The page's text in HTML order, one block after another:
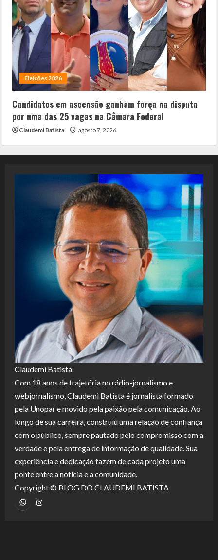
Eleições 2026
Candidatos em ascensão ganham força na disputa
por uma das 25 vagas na Câmara Federal
Claudemi Batista agosto 7, 2026
Claudemi Batista
Com 18 anos de trajetória no rádio-jornalismo e
webjornalismo, Claudemi Batista é jornalista formado
pela Unopar e movido pela paixão pela comunicação. Ao
longo de sua carreira, construiu uma relação de confiança
com o público, sempre pautado pelo compromisso com a
verdade e pela entrega de informação de qualidade. Sua
experiência e dedicação fazem de cada projeto uma
ponte entre a notícia e a comunidade.
Copyright © BLOG DO CLAUDEMI BATISTA
WhatsApp Instagram